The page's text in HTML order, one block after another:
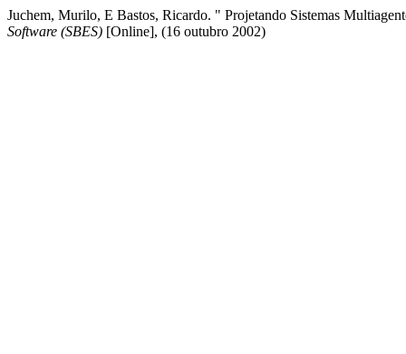
Juchem, Murilo, E Bastos, Ricardo. " Projetando Sistemas
Software (SBES) [Online], (16 outubro 2002)